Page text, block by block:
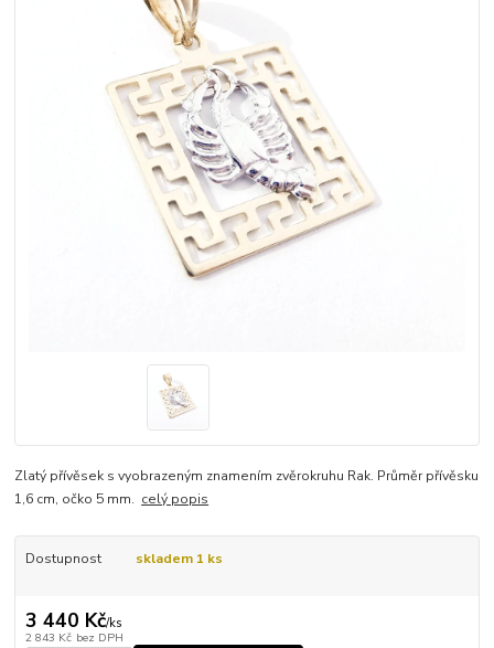
Zlatý přívěsek s vyobrazeným znamením zvěrokruhu Rak. Průměr přívěsku
1,6 cm, očko 5 mm. celý popis
Dostupnost skladem 1 ks
3 440 Kč/ks
2 843 Kč bez DPH